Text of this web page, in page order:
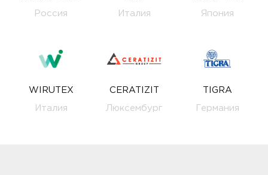
Россия Италия Япония
WIRUTEX
Италия
CERATIZIT
Люксембург
TIGRA
Германия